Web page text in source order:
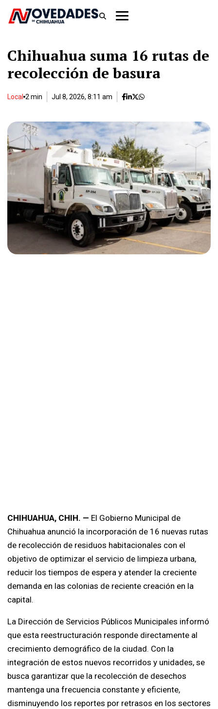
Chihuahua suma 16 rutas de
recolección de basura
Local 2 min Jul 8, 2026, 8:11 am
CHIHUAHUA, CHIH. — El Gobierno Municipal de
Chihuahua anunció la incorporación de 16 nuevas rutas
de recolección de residuos habitacionales con el
objetivo de optimizar el servicio de limpieza urbana,
reducir los tiempos de espera y atender la creciente
demanda en las colonias de reciente creación en la
capital.
La Dirección de Servicios Públicos Municipales informó
que esta reestructuración responde directamente al
crecimiento demográfico de la ciudad. Con la
integración de estos nuevos recorridos y unidades, se
busca garantizar que la recolección de desechos
mantenga una frecuencia constante y eficiente,
disminuyendo los reportes por retrasos en los sectores